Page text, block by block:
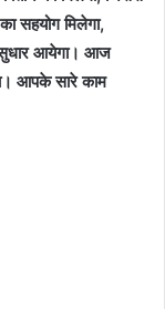
सहयोग मिलेगा,
सुधार आयेगा। आज
आपके सारे काम